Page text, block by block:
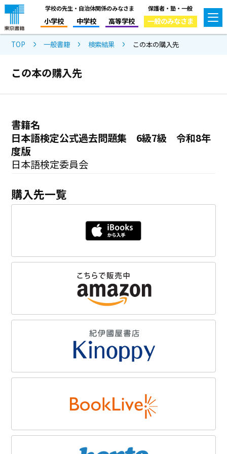
学校の先生・自治体関係のみなさま
小学校 中学校 高等学校
保護者・塾・一般
一般のみなさま
TOP 一般書籍 検索結果 この本の購入先
この本の購入先
書籍名
日本語検定公式過去問題集 6級7級 令和8年
度版
日本語検定委員会
購入先一覧